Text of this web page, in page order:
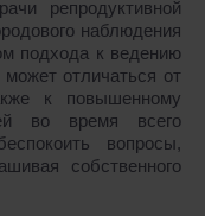
репродуктивной
наблюдения
подхода к ведению
может отличаться от
к повышенному
во время всего
вопросы,
собственного